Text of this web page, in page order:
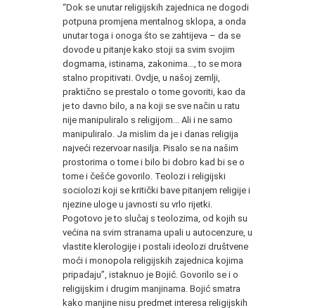
“Dok se unutar religijskih zajednica ne dogodi
potpuna promjena mentalnog sklopa, a onda
unutar toga i onoga što se zahtijeva – da se
dovode u pitanje kako stoji sa svim svojim
dogmama, istinama, zakonima..., to se mora
stalno propitivati. Ovdje, u našoj zemlji,
praktično se prestalo o tome govoriti, kao da
je to davno bilo, a na koji se sve način u ratu
nije manipuliralo s religijom... Ali i ne samo
manipuliralo. Ja mislim da je i danas religija
najveći rezervoar nasilja. Pisalo se na našim
prostorima o tome i bilo bi dobro kad bi se o
tome i češće govorilo. Teolozi i religijski
sociolozi koji se kritički bave pitanjem religije i
njezine uloge u javnosti su vrlo rijetki.
Pogotovo je to slučaj s teolozima, od kojih su
većina na svim stranama upali u autocenzure, u
vlastite klerologije i postali ideolozi društvene
moći i monopola religijskih zajednica kojima
pripadaju”, istaknuo je Bojić. Govorilo se i o
religijskim i drugim manjinama. Bojić smatra
kako manjine nisu predmet interesa religijskih